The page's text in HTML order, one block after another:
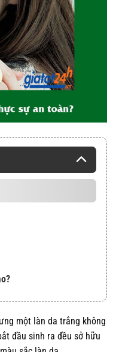
một làn da trắng không
đầu sinh ra đều sở hữu